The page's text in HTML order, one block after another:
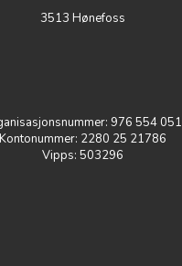
3513 Hønefoss
976 554 051
Kontonummer: 2280 25 21786
Vipps: 503296